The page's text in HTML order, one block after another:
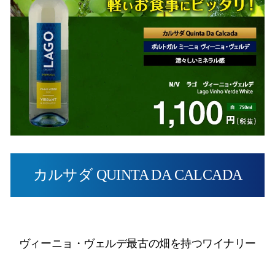
カルサダ QUINTA DA CALCADA
ヴィーニョ・ヴェルデ最古の畑を持つワイナリー